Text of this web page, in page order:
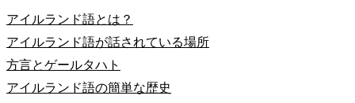
アイルランド語とは？
アイルランド語が話されている場所
方言とゲールタハト
アイルランド語の簡単な歴史